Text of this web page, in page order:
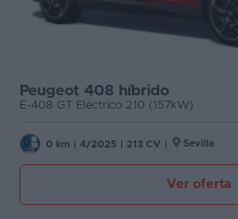
Peugeot 408 híbrido
E-408 GT Eléctrico 210 (157kW)
0 km 4/2025 213 CV Sevilla
Ver oferta